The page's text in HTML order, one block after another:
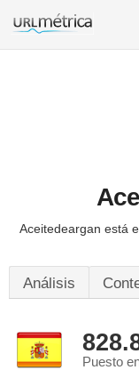
Aceitedeargan está
Análisis
Puesto